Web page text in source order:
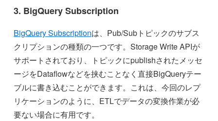
3. BigQuery Subscription
BigQuery Subscriptionは、Pub/Subトピックのサブス
クリプションの種類の一つです。Storage Write APIが
サポートされており、トピックにpublishされたメッセ
ージをDataflowなどを挟むことなく直接BigQueryテー
ブルに書き込むことができます。これは、今回のレプ
リケーションのように、ETLでデータの変換作業が必
要ない場合に有用です。